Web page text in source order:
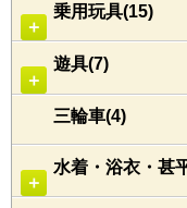
＋
乗用玩具(15)
＋
遊具(7)
三輪車(4)
＋
水着・浴衣・甚